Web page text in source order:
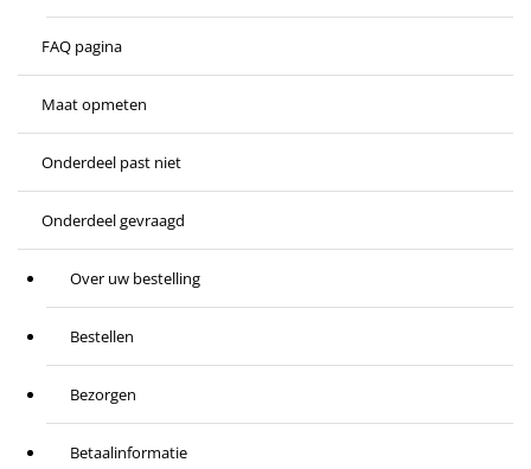
FAQ pagina
Maat opmeten
Onderdeel past niet
Onderdeel gevraagd
Over uw bestelling
Bestellen
Bezorgen
Betaalinformatie